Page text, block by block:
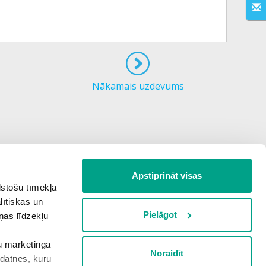
tīmekļa
un
līdzekļu
mārketinga
kuru
Apstiprināt visas
Pielāgot
Noraidīt
Nākamais uzdevums